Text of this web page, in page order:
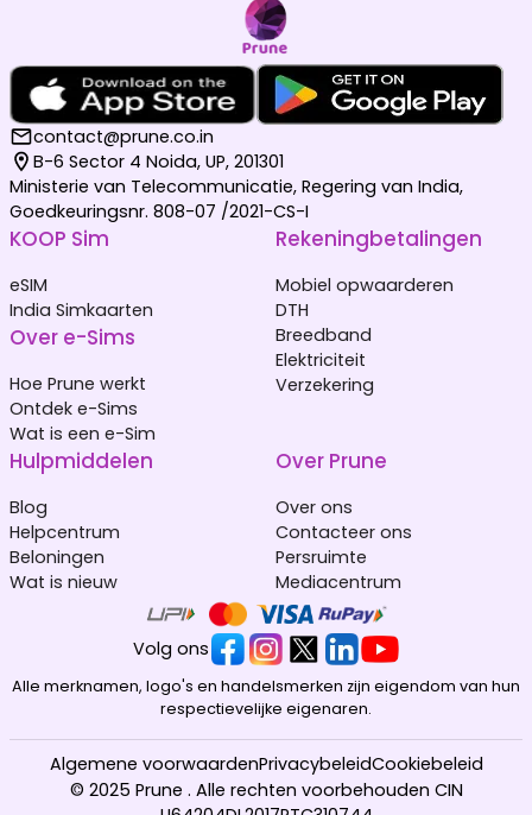
contact@prune.co.in
B-6 Sector 4 Noida, UP, 201301
Ministerie van Telecommunicatie, Regering van India,
Goedkeuringsnr. 808-07 /2021-CS-I
KOOP Sim
eSIM
India Simkaarten
Over e-Sims
Hoe Prune werkt
Ontdek e-Sims
Wat is een e-Sim
Rekeningbetalingen
Mobiel opwaarderen
DTH
Breedband
Elektriciteit
Verzekering
Hulpmiddelen
Blog
Helpcentrum
Beloningen
Wat is nieuw
Over Prune
Over ons
Contacteer ons
Persruimte
Mediacentrum
Volg ons
Alle merknamen, logo's en handelsmerken zijn eigendom van hun
respectievelijke eigenaren.
© 2025 Prune . Alle rechten voorbehouden CIN
Algemene voorwaardenPrivacybeleidCookiebeleid